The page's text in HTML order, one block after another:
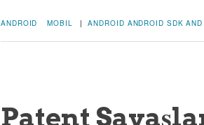
ANDROID MOBIL |ANDROID ANDROID SDK
Patent